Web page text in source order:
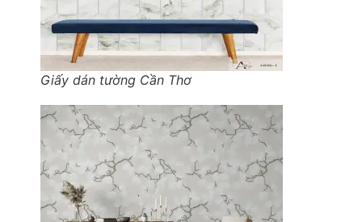
Giấy dán tường Cần Thơ